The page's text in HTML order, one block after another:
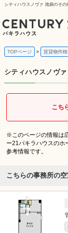
シティハウスノヴァ 池袋のそ
TOPページ 賃貸物件
シティハウスノヴァ
こち
※このページの情報は
ー21パキラハウスのホ
参考情報です。
こちらの事務所の